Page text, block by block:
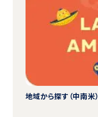
地域から探す （中南米）